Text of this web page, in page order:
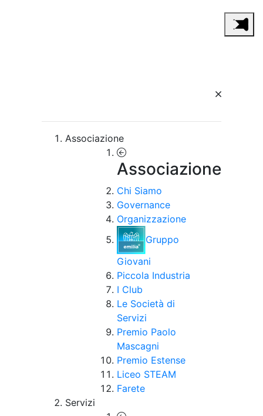
Associazione
Associazione
Chi Siamo
Governance
Organizzazione
Gruppo
Giovani
Piccola Industria
I Club
Le Società di
Servizi
Premio Paolo
Mascagni
Premio Estense
Liceo STEAM
Farete
Servizi